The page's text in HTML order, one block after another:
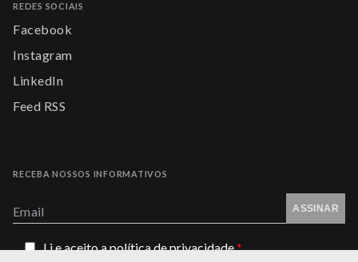
REDES SOCIAIS
Facebook
Instagram
LinkedIn
Feed RSS
RECEBA NOSSOS INFORMATIVOS
Email ASSINAR
Li e aceito apolítica de privacidade*